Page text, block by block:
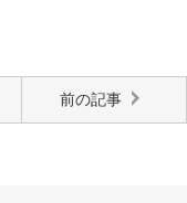
前の記事